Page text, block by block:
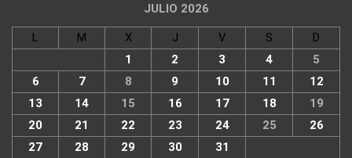
JULIO 2026
L M X J V S
D
1
2 3 4
5
6
7 8 9 10 11
12
13
14 15 16 17 18
19
20
21 22 23 24 25
26
27
28 29 30
31